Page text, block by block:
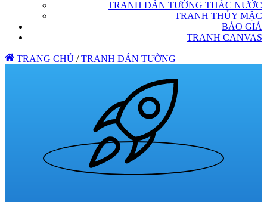
TRANH DÁN TƯỜNG THÁC NƯỚC
TRANH THỦY MẶC
BÁO GIÁ
TRANH CANVAS
TRANG CHỦ / TRANH DÁN TƯỜNG